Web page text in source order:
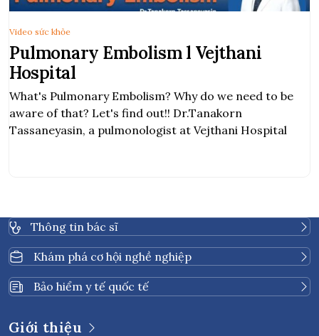
Pulmonary Embolism l Vejthani
Hospital
What's Pulmonary Embolism? Why do we need to be
aware of that? Let's find out!! Dr.Tanakorn
Tassaneyasin, a pulmonologist at Vejthani Hospital
Video sức khỏe
Thông tin bác sĩ
Khám phá cơ hội nghề nghiệp
Bảo hiểm y tế quốc tế
Giới thiệu